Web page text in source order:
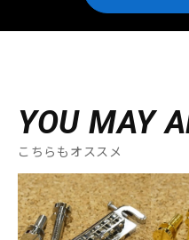
YOU MAY
こちらもオススメ